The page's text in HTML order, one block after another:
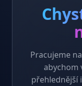
Pracujeme
abychom
přehlednější